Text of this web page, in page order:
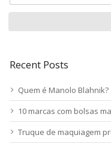
Recent Posts
Quem é Manolo Blahnik?
10 marcas com bolsas
Truque de maquiagem